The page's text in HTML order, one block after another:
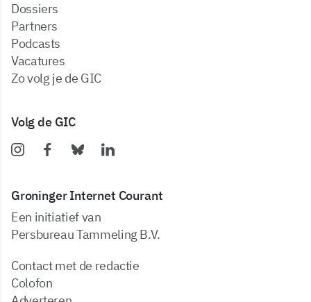
dossiers
partners
podcasts
vacatures
zo volg je de GIC
Volg de GIC
Groninger Internet Courant
Een initiatief van
Persbureau Tammeling B.V.
Contact met de redactie
Colofon